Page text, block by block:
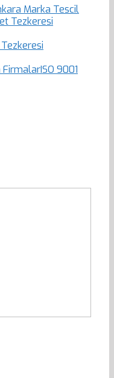
Marka Tescil
ISO 9001